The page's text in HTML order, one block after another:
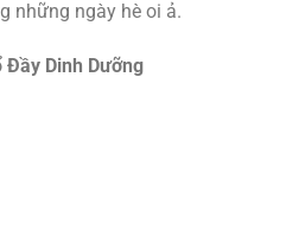
những ngày hè oi ả.
Đầy Dinh Dưỡng